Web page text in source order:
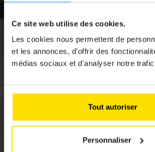
Ce site web utilise des cookies.
Les cookies nous permettent de
et les annonces, d'offrir des
médias sociaux et d'analyser notre
Tout autoriser
Personnaliser
News
KIA GOES
IN 2026